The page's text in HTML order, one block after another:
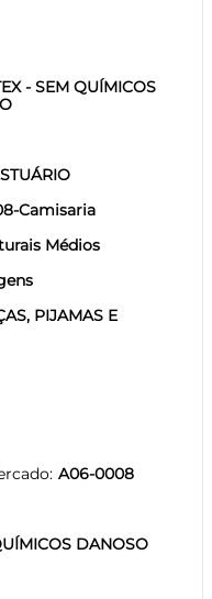
- SEM QUÍMICOS
Camisaria
Médios
PIJAMAS E
A06-0008
DANOSO